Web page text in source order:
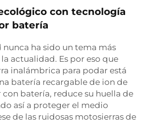
con tecnología
batería
nunca ha sido un tema más
actualidad. Es por eso que
inalámbrica para podar está
batería recargable de ion de
batería, reduce su huella de
así a proteger el medio
de las ruidosas motosierras de